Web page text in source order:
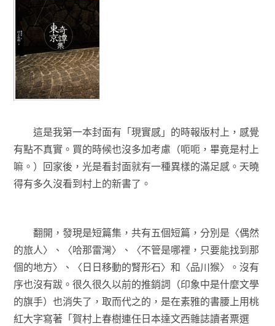
這是我第一本封面有「現實感」的時報版村上，感覺
有點不真實。買的時候也沒多加考慮（呃呃，畢竟是村上
嘛。）回家後，光是看封面就有一種異樣的滿足感。天曉
得有多久沒看到村上的新書了。
翻開，發現是短篇集，共有五個短篇，分別是〈偶然
的旅人〉、〈哈那雷灣〉、〈不管是哪裡，只要能找到那
個的地方〉、〈日日移動的腎形石〉和〈品川猴〉。沒有
序也沒有跋。很久很久以前的推銷詞（印象中是什麼文學
的旗手）也消失了，取而代之的，是在素雅的書腰上用桃
紅大字寫著「賀村上春樹連任日本達文西雜誌讀者票選